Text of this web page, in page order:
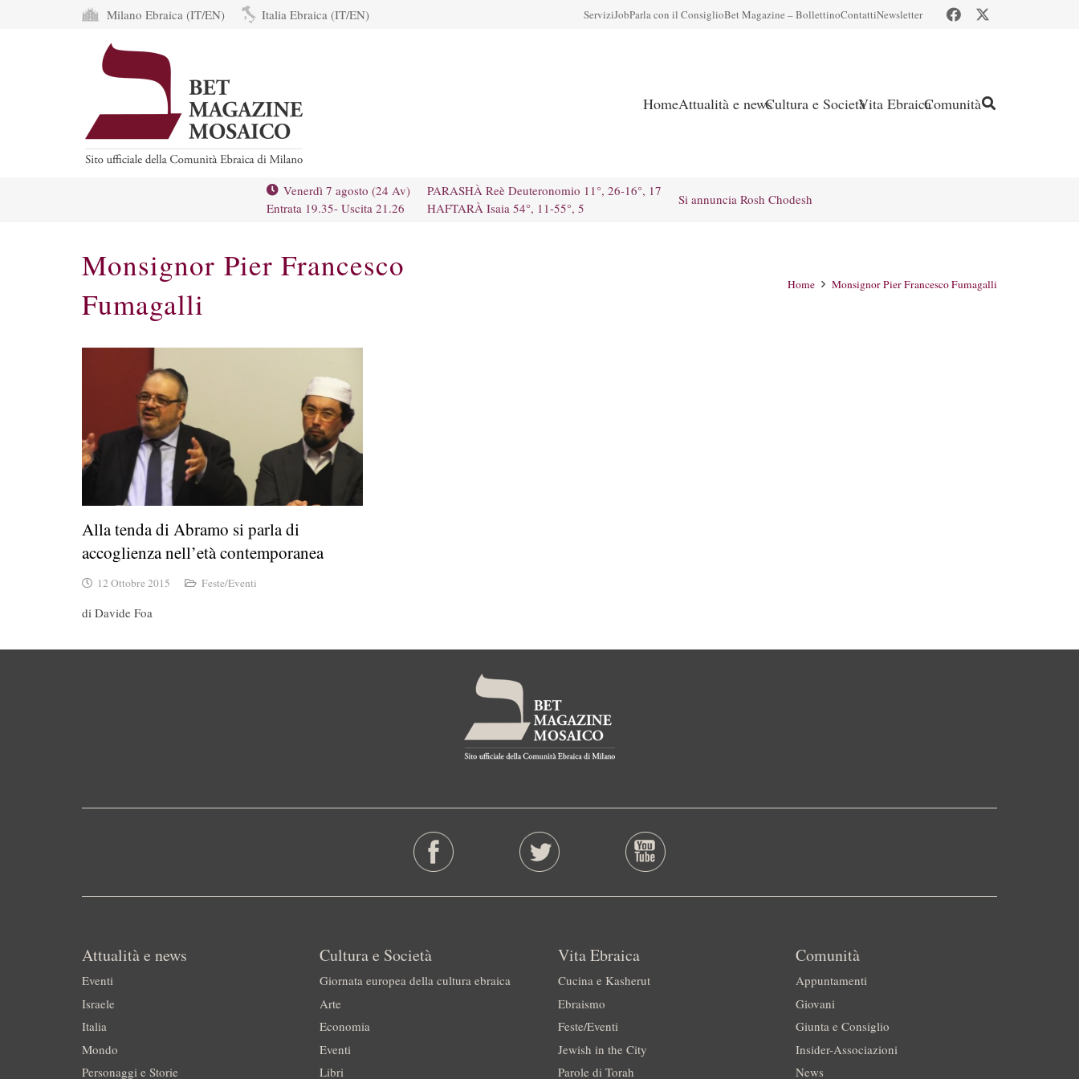
Milano Ebraica (IT/EN) Italia Ebraica (IT/EN) ServiziJobParla con il ConsiglioBet Magazine – BollettinoContattiNewsletter
HomeAttualità e newsCultura e SocietàVita EbraicaComunità
Venerdì 7 agosto (24 Av)
Entrata 19.35- Uscita 21.26
PARASHÀ Reè Deuteronomio 11°, 26-16°, 17
HAFTARÀ Isaia 54°, 11-55°, 5
Si annuncia Rosh Chodesh
Monsignor Pier Francesco
Fumagalli
Home Monsignor Pier Francesco Fumagalli
Alla tenda di Abramo si parla di
accoglienza nell’età contemporanea
12 Ottobre 2015 Feste/Eventi
di Davide Foa
Attualità e news
Eventi
Israele
Italia
Mondo
Personaggi e Storie
Cultura e Società
Giornata europea della cultura ebraica
Arte
Economia
Eventi
Libri
Vita Ebraica
Cucina e Kasherut
Ebraismo
Feste/Eventi
Jewish in the City
Parole di Torah
Comunità
Appuntamenti
Giovani
Giunta e Consiglio
Insider-Associazioni
News